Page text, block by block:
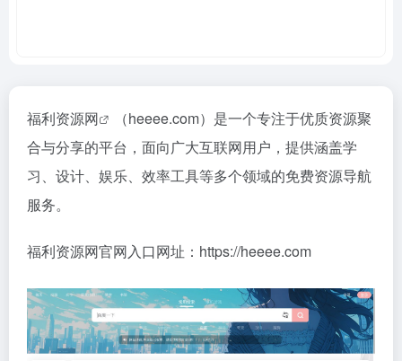
福利资源网
（heeee.com）是一个专注于优质资源聚
合与分享的平台，面向广大互联网用户，提供涵盖学
习、设计、娱乐、效率工具等多个领域的免费资源导航
服务。
福利资源网官网入口网址：https://heeee.com